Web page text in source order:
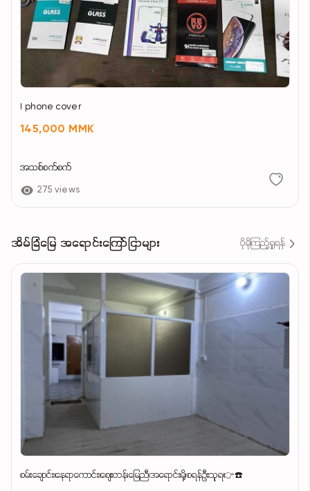
I phone cover
145,000 MMK
အသစ်စက်စက်
275 views
အိမ်ခြံမြေ အရောင်းကြော်ငြာများ ပိုမိုကြည့်ရှုရန်
စမ်းချောင်း၊နေရာကောင်း၊စျေးတန်၊မြေညီ၊အရောင်းမို့၊စရန်ဦးသူရ👉☎️